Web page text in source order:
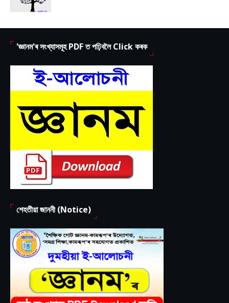
'জ্ঞানম'ৰ সংখ্যাসমূহ PDF ত পঢ়িবলৈ Click কৰক
শেহতীয়া জাননী (Notice)